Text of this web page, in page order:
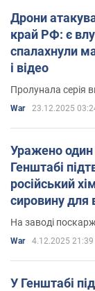
Дрони
край РФ: є
спалахнули
і відео
Пролунала серія
War 23.12.2025
Уражено один
Генштабі
російський
сировину для
На заводі
War 4.12.2025 21:39
У Генштабі